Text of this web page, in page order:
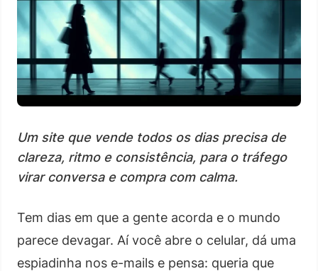
Um site que vende todos os dias precisa de
clareza, ritmo e consistência, para o tráfego
virar conversa e compra com calma.
Tem dias em que a gente acorda e o mundo
parece devagar. Aí você abre o celular, dá uma
espiadinha nos e-mails e pensa: queria que